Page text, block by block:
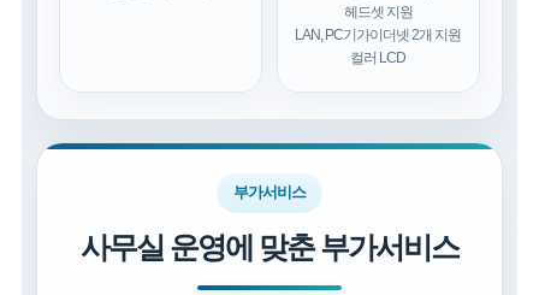
헤드셋 지원
LAN, PC기가이더넷 2개 지원
컬러 LCD
부가서비스
사무실 운영에 맞춘 부가서비스